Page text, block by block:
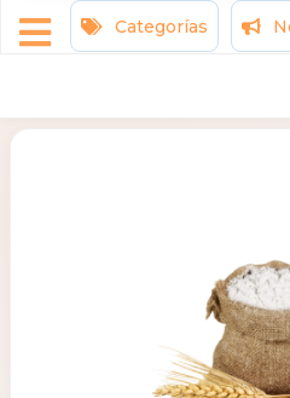
Categorías